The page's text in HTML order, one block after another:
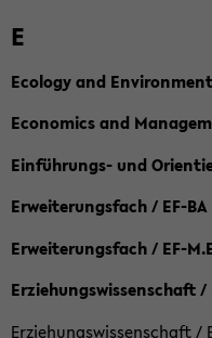
E
Ecology and
Economics and
Einführungs- und
Erweiterungsfach / EF-BA
Erweiterungsfach / EF-
Erziehungswissenschaft /
Erziehungswissenschaft /